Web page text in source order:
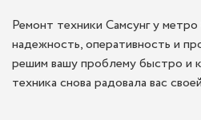
Ремонт техники Самсунг у
надежность, оперативность и
решим вашу проблему быстро и
техника снова радовала вас